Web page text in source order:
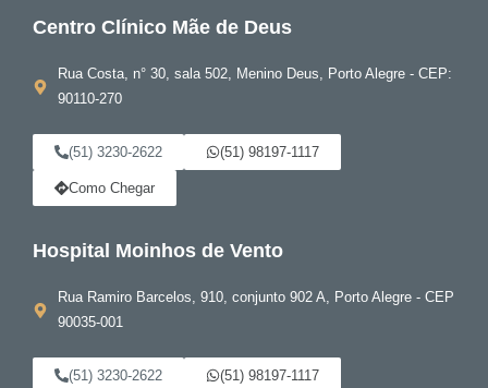
Centro Clínico Mãe de Deus
Rua Costa, n° 30, sala 502, Menino Deus, Porto Alegre - CEP:
90110-270
(51) 3230-2622 (51) 98197-1117
Como Chegar
Hospital Moinhos de Vento
Rua Ramiro Barcelos, 910, conjunto 902 A, Porto Alegre - CEP
90035-001
(51) 3230-2622 (51) 98197-1117